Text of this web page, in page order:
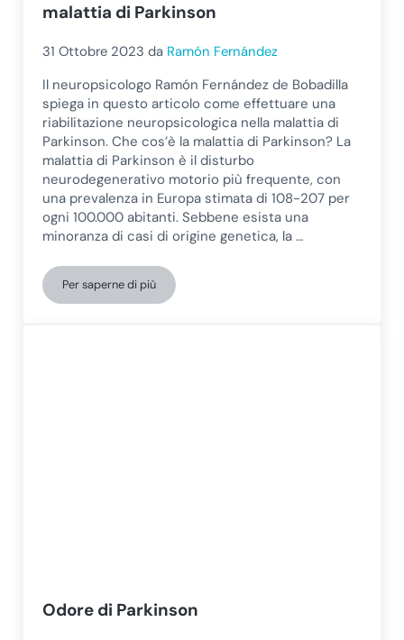
malattia di Parkinson
31 Ottobre 2023 da Ramón Fernández
Il neuropsicologo Ramón Fernández de Bobadilla
spiega in questo articolo come effettuare una
riabilitazione neuropsicologica nella malattia di
Parkinson. Che cos’è la malattia di Parkinson? La
malattia di Parkinson è il disturbo
neurodegenerativo motorio più frequente, con
una prevalenza in Europa stimata di 108-207 per
ogni 100.000 abitanti. Sebbene esista una
minoranza di casi di origine genetica, la …
Per saperne di piùRiabilitazione neuropsicologica nella malattia di
Odore di Parkinson